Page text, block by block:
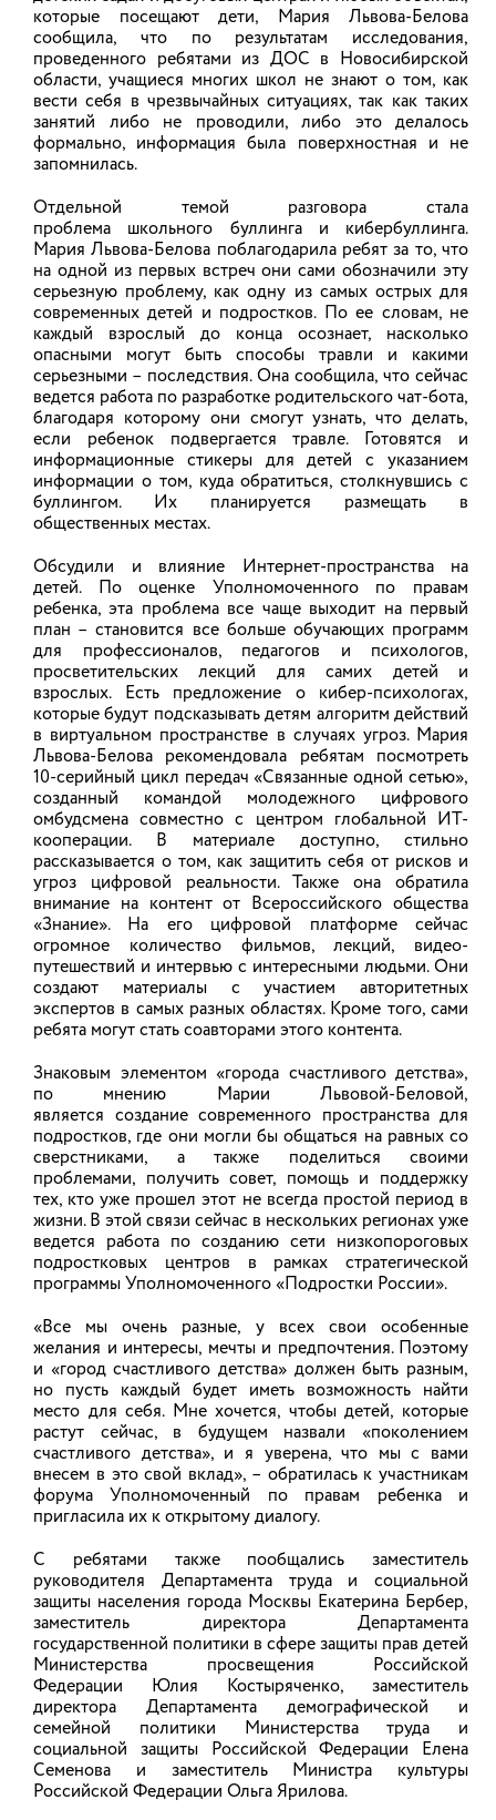
ВАЖНЫЕ ТЕМЫ
Десятилетие детства в России
УПОЛНОМОЧЕННЫЙ ПО ПРАВАМ РЕБЕНКА
Протасевич Светлана Александровна
НАПРАВЛЕНИЯ ДЕЯТЕЛЬНОСТИ
ИНТЕРАКТИВНАЯ КАРТА
которые посещают дети, Мария Львова-Белова
сообщила, что по результатам исследования,
проведенного ребятами из ДОС в Новосибирской
области, учащиеся многих школ не знают о том, как
вести себя в чрезвычайных ситуациях, так как таких
занятий либо не проводили, либо это делалось
формально, информация была поверхностная и не
запомнилась.
Отдельной темой разговора стала
проблема школьного буллинга и кибербуллинга.
Мария Львова-Белова поблагодарила ребят за то, что
на одной из первых встреч они сами обозначили эту
серьезную проблему, как одну из самых острых для
современных детей и подростков. По ее словам, не
каждый взрослый до конца осознает, насколько
опасными могут быть способы травли и какими
серьезными – последствия. Она сообщила, что сейчас
ведется работа по разработке родительского чат-бота,
благодаря которому они смогут узнать, что делать,
если ребенок подвергается травле. Готовятся и
информационные стикеры для детей с указанием
информации о том, куда обратиться, столкнувшись с
буллингом. Их планируется размещать в
общественных местах.
Обсудили и влияние Интернет-пространства на
детей. По оценке Уполномоченного по правам
ребенка, эта проблема все чаще выходит на первый
план – становится все больше обучающих программ
для профессионалов, педагогов и психологов,
просветительских лекций для самих детей и
взрослых. Есть предложение о кибер-психологах,
которые будут подсказывать детям алгоритм действий
в виртуальном пространстве в случаях угроз. Мария
Львова-Белова рекомендовала ребятам посмотреть
10-серийный цикл передач «Связанные одной сетью»,
созданный командой молодежного цифрового
омбудсмена совместно с центром глобальной ИТ-
кооперации. В материале доступно, стильно
рассказывается о том, как защитить себя от рисков и
угроз цифровой реальности. Также она обратила
внимание на контент от Всероссийского общества
«Знание». На его цифровой платформе сейчас
огромное количество фильмов, лекций, видео-
путешествий и интервью с интересными людьми. Они
создают материалы с участием авторитетных
экспертов в самых разных областях. Кроме того, сами
ребята могут стать соавторами этого контента.
Знаковым элементом «города счастливого детства»,
по мнению Марии Львовой-Беловой,
является создание современного пространства для
подростков, где они могли бы общаться на равных со
сверстниками, а также поделиться своими
проблемами, получить совет, помощь и поддержку
тех, кто уже прошел этот не всегда простой период в
жизни. В этой связи сейчас в нескольких регионах уже
ведется работа по созданию сети низкопороговых
подростковых центров в рамках стратегической
программы Уполномоченного «Подростки России».
«Все мы очень разные, у всех свои особенные
желания и интересы, мечты и предпочтения. Поэтому
и «город счастливого детства» должен быть разным,
но пусть каждый будет иметь возможность найти
место для себя. Мне хочется, чтобы детей, которые
растут сейчас, в будущем назвали «поколением
счастливого детства», и я уверена, что мы с вами
внесем в это свой вклад», – обратилась к участникам
форума Уполномоченный по правам ребенка и
пригласила их к открытому диалогу.
С ребятами также пообщались заместитель
руководителя Департамента труда и социальной
защиты населения города Москвы Екатерина Бербер,
заместитель директора Департамента
государственной политики в сфере защиты прав детей
Министерства просвещения Российской
Федерации Юлия Костыряченко, заместитель
директора Департамента демографической и
семейной политики Министерства труда и
социальной защиты Российской Федерации Елена
Семенова и заместитель Министра культуры
Российской Федерации Ольга Ярилова.